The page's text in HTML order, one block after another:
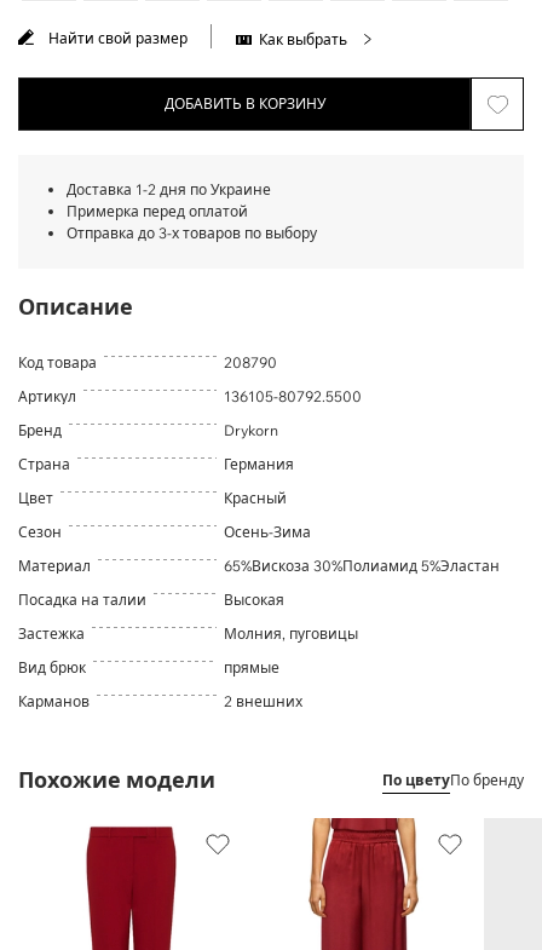
Найти свой размер Как выбрать
ДОБАВИТЬ В КОРЗИНУ
Доставка 1-2 дня по Украине
Примерка перед оплатой
Отправка до 3-х товаров по выбору
Описание
Код товара
208790
Артикул
136105-80792.5500
Бренд
Drykorn
Страна
Германия
Цвет
Красный
Сезон
Осень-Зима
Материал
65%Вискоза 30%Полиамид 5%Эластан
Посадка на талии
Высокая
Застежка
Молния, пуговицы
Вид брюк
прямые
Карманов
2 внешних
Похожие модели По цветуПо бренду